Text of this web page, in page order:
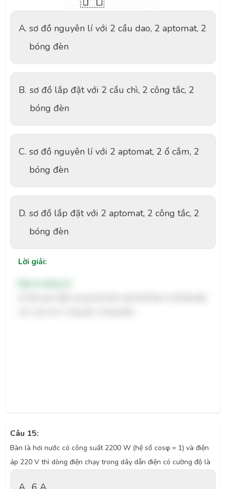
A. sơ đồ nguyên lí với 2 cầu dao, 2 aptomat, 2
bóng đèn
B. sơ đồ lắp đặt với 2 cầu chì, 2 công tắc, 2
bóng đèn
C. sơ đồ nguyên lí với 2 aptomat, 2 ổ cắm, 2
bóng đèn
D. sơ đồ lắp đặt với 2 aptomat, 2 công tắc, 2
bóng đèn
Lời giải:
Câu 15:
Bàn là hơi nước có công suất 2200 W (hệ số cosφ = 1) và điện
áp 220 V thì dòng điện chạy trong dây dẫn điện có cường độ là